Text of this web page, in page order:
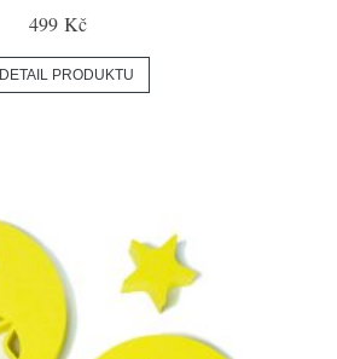
499 Kč
DETAIL PRODUKTU